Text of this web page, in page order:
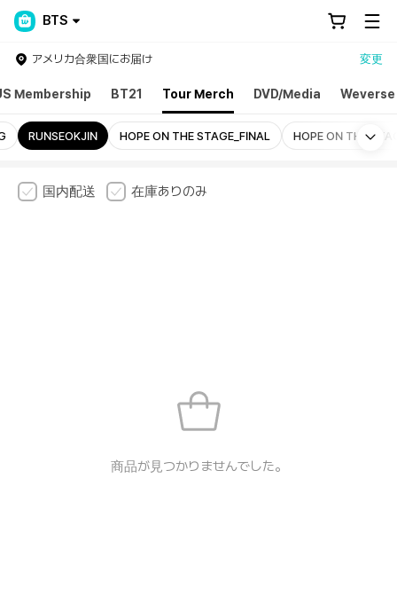
BTS
アメリカ合衆国にお届け 変更
Membership BT21 Tour Merch DVD/Media
RUNSEOKJIN HOPE ON THE STAGE_FINAL HOPE ON THE
国内配送 在庫ありのみ
商品が見つかりませんでした。